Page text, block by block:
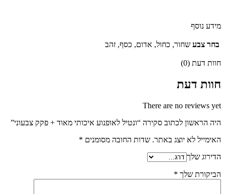
מידע נוסף
בחר צבע שחור, כחול, אדום, כסף, זהב
חוות דעת (0)
חוות דעת
There are no reviews yet
היה הראשון לכתוב סקירה “ונטיל לאופנוע איכותי מאוד + פקק צבעוני”
האימייל לא יוצג באתר. שדות החובה מסומנים *
הדירוג שלך
הביקורת שלך *